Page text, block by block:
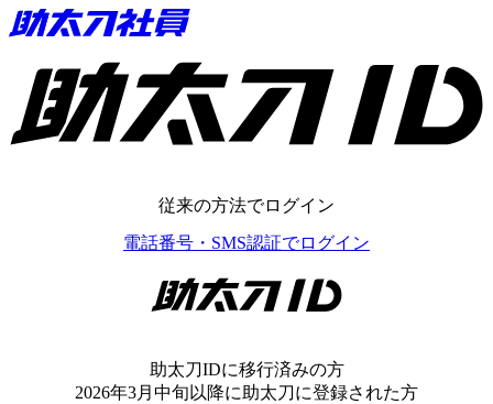
助太刀ID
従来の方法でログイン
電話番号・SMS認証でログイン
助太刀ID
助太刀IDに移行済みの方
2026年3月中旬以降に助太刀に登録された方